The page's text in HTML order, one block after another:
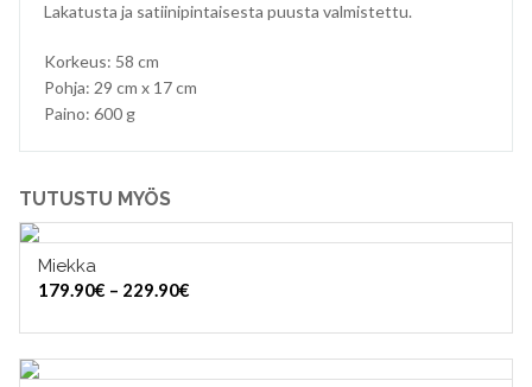
Lakatusta ja satiinipintaisesta puusta valmistettu.
Korkeus: 58 cm
Pohja: 29 cm x 17 cm
Paino: 600 g
TUTUSTU MYÖS
Miekka
179.90€ – 229.90€
-
229.90€